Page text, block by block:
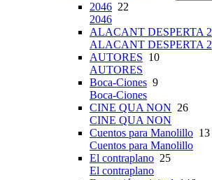
2046 22
2046
ALACANT DESPERTA 2
ALACANT DESPERTA 2
AUTORES 10
AUTORES
Boca-Ciones 9
Boca-Ciones
CINE QUA NON 26
CINE QUA NON
Cuentos para Manolillo 13
Cuentos para Manolillo
El contraplano 25
El contraplano